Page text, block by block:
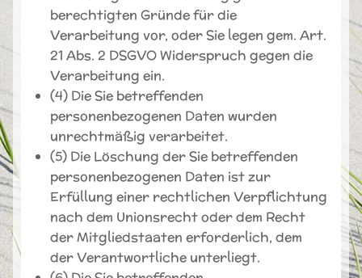
berechtigten Gründe für die
Verarbeitung vor, oder Sie legen gem. Art.
21 Abs. 2 DSGVO Widerspruch gegen die
Verarbeitung ein.
(4) Die Sie betreffenden
personenbezogenen Daten wurden
unrechtmäßig verarbeitet.
(5) Die Löschung der Sie betreffenden
personenbezogenen Daten ist zur
Erfüllung einer rechtlichen Verpflichtung
nach dem Unionsrecht oder dem Recht
der Mitgliedstaaten erforderlich, dem
der Verantwortliche unterliegt.